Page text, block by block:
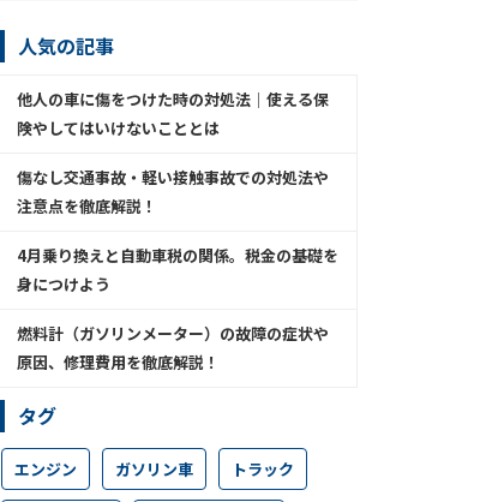
人気の記事
他人の車に傷をつけた時の対処法│使える保
険やしてはいけないこととは
傷なし交通事故・軽い接触事故での対処法や
注意点を徹底解説！
4月乗り換えと自動車税の関係。税金の基礎を
身につけよう
燃料計（ガソリンメーター）の故障の症状や
原因、修理費用を徹底解説！
タグ
エンジン ガソリン車 トラック